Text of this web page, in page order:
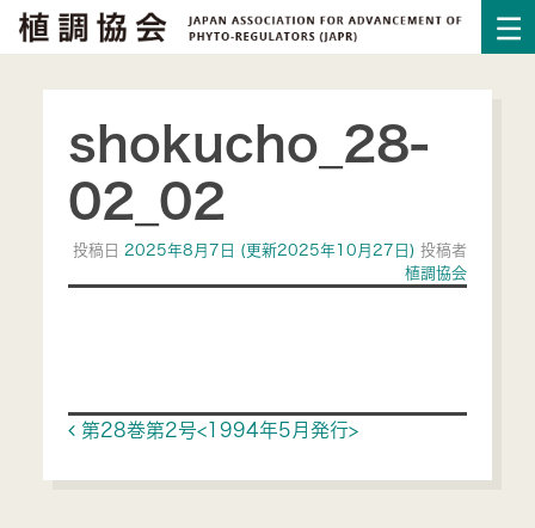
shokucho_28-
02_02
投稿日 2025年8月7日 (更新2025年10月27日)投稿者
植調協会
Post navigation
第28巻第2号<1994年5月発行>